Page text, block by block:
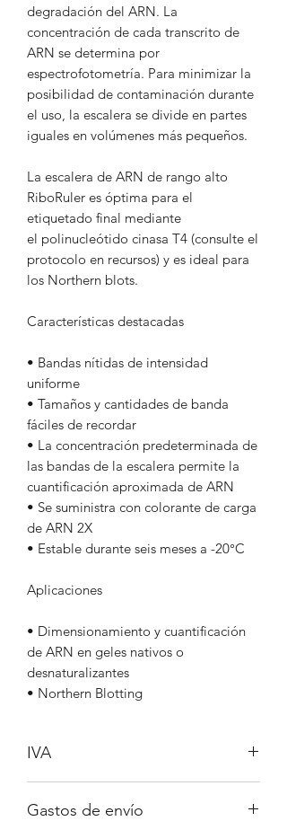
degradación del ARN. La
concentración de cada transcrito de
ARN se determina por
espectrofotometría. Para minimizar la
posibilidad de contaminación durante
el uso, la escalera se divide en partes
iguales en volúmenes más pequeños.
La escalera de ARN de rango alto
RiboRuler es óptima para el
etiquetado final mediante
el polinucleótido cinasa T4 (consulte el
protocolo en recursos) y es ideal para
los Northern blots.
Características destacadas
• Bandas nítidas de intensidad
uniforme
• Tamaños y cantidades de banda
fáciles de recordar
• La concentración predeterminada de
las bandas de la escalera permite la
cuantificación aproximada de ARN
• Se suministra con colorante de carga
de ARN 2X
• Estable durante seis meses a -20°C
Aplicaciones
• Dimensionamiento y cuantificación
de ARN en geles nativos o
desnaturalizantes
• Northern Blotting
IVA
Gastos de envío